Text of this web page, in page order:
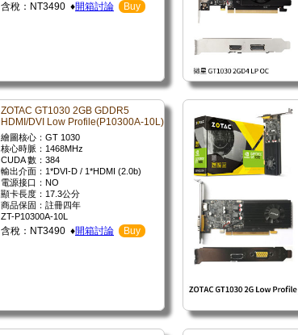
含稅：NT3490 ♦開箱討論 Buy
ZOTAC GT1030 2GB GDDR5
HDMI/DVI Low Profile(P10300A-10L)
繪圖核心：GT 1030
核心時脈：1468MHz
CUDA 數：384
輸出介面：1*DVI-D / 1*HDMI (2.0b)
電源接口：NO
顯卡長度：17.3公分
商品保固：註冊四年
ZT-P10300A-10L
含稅：NT3490 ♦開箱討論 Buy